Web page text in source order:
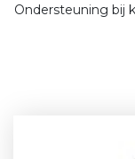
Ondersteuning bij